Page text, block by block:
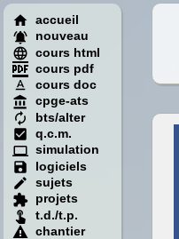
accueil
nouveau
cours html
cours pdf
cours doc
cpge-ats
bts/alter
q.c.m.
simulation
logiciels
sujets
projets
t.d./t.p.
chantier